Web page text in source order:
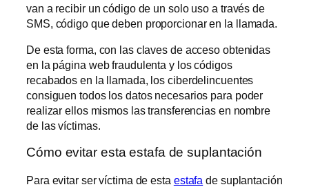
van a recibir un código de un solo uso a través de
SMS, código que deben proporcionar en la llamada.
De esta forma, con las claves de acceso obtenidas
en la página web fraudulenta y los códigos
recabados en la llamada, los ciberdelincuentes
consiguen todos los datos necesarios para poder
realizar ellos mismos las transferencias en nombre
de las víctimas.
Cómo evitar esta estafa de suplantación
Para evitar ser víctima de esta estafa de suplantación